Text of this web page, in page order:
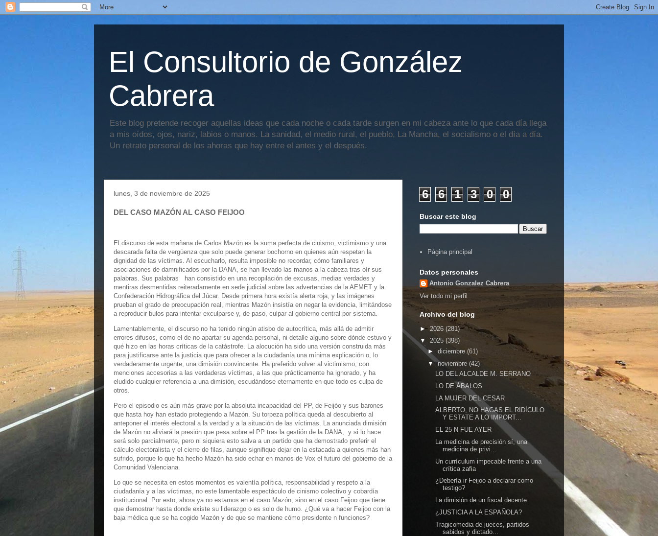
El Consultorio de González
Cabrera
Este blog pretende recoger aquellas ideas que cada noche o cada tarde surgen en mi cabeza ante lo que cada día llega
a mis oídos, ojos, nariz, labios o manos. La sanidad, el medio rural, el pueblo, La Mancha, el socialismo o el día a día.
Un retrato personal de los ahoras que hay entre el antes y el después.
lunes, 3 de noviembre de 2025
DEL CASO MAZÓN AL CASO FEIJOO
El discurso de esta mañana de Carlos Mazón es la suma perfecta de cinismo, victimismo y una
descarada falta de vergüenza que solo puede generar bochorno en quienes aún respetan la
dignidad de las víctimas. Al escucharlo, resulta imposible no recordar, cómo familiares y
asociaciones de damnificados por la DANA, se han llevado las manos a la cabeza tras oír sus
palabras. Sus palabras han consistido en una recopilación de excusas, medias verdades y
mentiras desmentidas reiteradamente en sede judicial sobre las advertencias de la AEMET y la
Confederación Hidrográfica del Júcar. Desde primera hora existía alerta roja, y las imágenes
prueban el grado de preocupación real, mientras Mazón insistía en negar la evidencia, limitándose
a reproducir bulos para intentar exculparse y, de paso, culpar al gobierno central por sistema.
Lamentablemente, el discurso no ha tenido ningún atisbo de autocrítica, más allá de admitir
errores difusos, como el de no apartar su agenda personal, ni detalle alguno sobre dónde estuvo y
qué hizo en las horas críticas de la catástrofe. La alocución ha sido una versión construida más
para justificarse ante la justicia que para ofrecer a la ciudadanía una mínima explicación o, lo
verdaderamente urgente, una dimisión convincente. Ha preferido volver al victimismo, con
menciones accesorias a las verdaderas víctimas, a las que prácticamente ha ignorado, y ha
eludido cualquier referencia a una dimisión, escudándose eternamente en que todo es culpa de
otros.
Pero el episodio es aún más grave por la absoluta incapacidad del PP, de Feijóo y sus barones
que hasta hoy han estado protegiendo a Mazón. Su torpeza política queda al descubierto al
anteponer el interés electoral a la verdad y a la situación de las víctimas. La anunciada dimisión
de Mazón no aliviará la presión que pesa sobre el PP tras la gestión de la DANA, y si lo hace
será solo parcialmente, pero ni siquiera esto salva a un partido que ha demostrado preferir el
cálculo electoralista y el cierre de filas, aunque signifique dejar en la estacada a quienes más han
sufrido, porque lo que ha hecho Mazón ha sido echar en manos de Vox el futuro del gobierno de la
Comunidad Valenciana.
Lo que se necesita en estos momentos es valentía política, responsabilidad y respeto a la
ciudadanía y a las víctimas, no este lamentable espectáculo de cinismo colectivo y cobardía
institucional. Por esto, ahora ya no estamos en el caso Mazón, sino en el caso Feijoo que tiene
que demostrar hasta donde existe su liderazgo o es solo de humo. ¿Qué va a hacer Feijoo con la
baja médica que se ha cogido Mazón y de que se mantiene cómo presidente n funciones?
6 6 1 3 0 0
Buscar este blog
Página principal
Datos personales
Antonio Gonzalez Cabrera
Ver todo mi perfil
Archivo del blog
► 2026 (281)
▼ 2025 (398)
► diciembre (61)
▼noviembre (42)
LO DEL ALCALDE M. SERRANO
LO DE ÁBALOS
LA MUJER DEL CESAR
ALBERTO, NO HAGAS EL RIDÍCULO
Y ESTATE A LO IMPORT...
EL 25 N FUE AYER
La medicina de precisión sí, una
medicina de privi...
Un currículum impecable frente a una
crítica zafia
¿Debería ir Feijoo a declarar como
testigo?
La dimisión de un fiscal decente
¿JUSTICIA A LA ESPAÑOLA?
Tragicomedia de jueces, partidos
sabidos y dictado...